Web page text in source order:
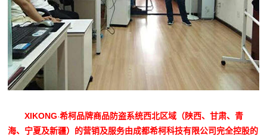
XIKONG·希柯品牌商品防盗系统西北区域（陕西、甘肃、青
海、宁夏及新疆）的营销及服务由成都希柯科技有限公司完全控股的